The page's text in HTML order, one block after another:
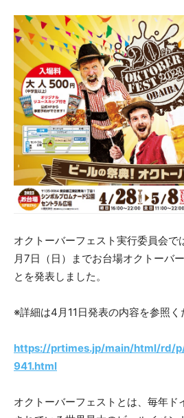
オクトーバーフェスト実行委員会
月7日（日）までお台場オクトーバ
とを発表しました。
※詳細は4月11日発表の内容を参照く
https://prtimes.jp/main/html/rd/
941.html
オクトーバーフェストとは、毎年ド